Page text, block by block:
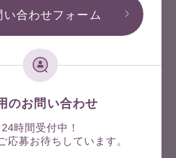
い合わせフォーム
のお問い合わせ
24時間受付中！
応募お待ちしています。